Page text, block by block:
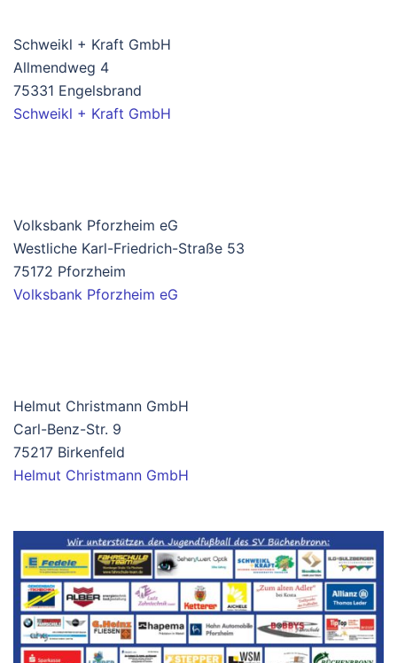
Schweikl + Kraft GmbH
Allmendweg 4
75331 Engelsbrand
Schweikl + Kraft GmbH
Volksbank Pforzheim eG
Westliche Karl-Friedrich-Straße 53
75172 Pforzheim
Volksbank Pforzheim eG
Helmut Christmann GmbH
Carl-Benz-Str. 9
75217 Birkenfeld
Helmut Christmann GmbH